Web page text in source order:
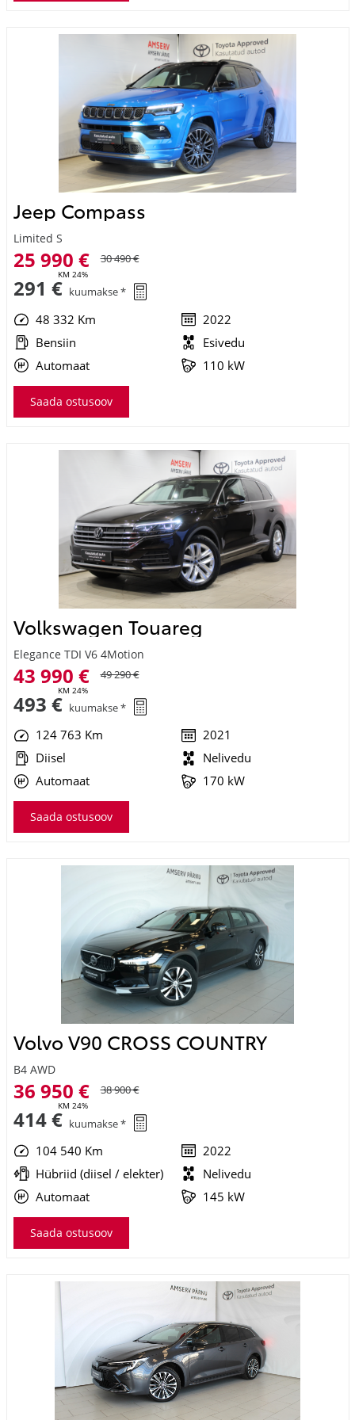
Jeep Compass
Limited S
25 990 €
KM 24%
30 490 €
291 € kuumakse *
48 332 Km
2022
Bensiin
Esivedu
Automaat
110 kW
Saada ostusoov
Volkswagen Touareg
Elegance TDI V6 4Motion
43 990 €
KM 24%
49 290 €
493 € kuumakse *
124 763 Km
2021
Diisel
Nelivedu
Automaat
170 kW
Saada ostusoov
Volvo V90 CROSS COUNTRY
B4 AWD
36 950 €
KM 24%
38 900 €
414 € kuumakse *
104 540 Km
2022
Hübriid (diisel / elekter)
Nelivedu
Automaat
145 kW
Saada ostusoov